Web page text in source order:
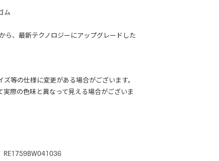
ム
ら、最新テクノロジーにアップグレードした
等の仕様に変更がある場合がございます。
際の色味と異なって見える場合がございま
RE1759BW041036